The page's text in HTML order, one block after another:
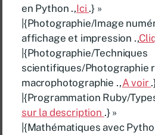
en Python .,Ici .} »
|{Photographie/Image
affichage et impression .,
|{Photographie/Techniques
scientifiques/Photographie
macrophotographie .,A voir
|{Programmation Ruby/
sur la description .} »
|{Mathématiques avec